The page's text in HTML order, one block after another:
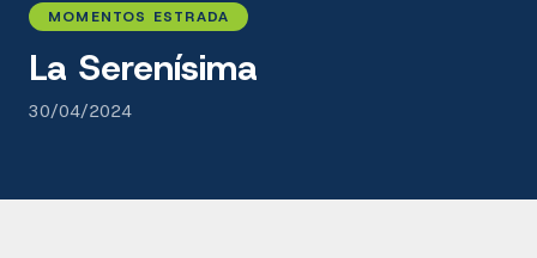
MOMENTOS ESTRADA
La Serenísima
30/04/2024